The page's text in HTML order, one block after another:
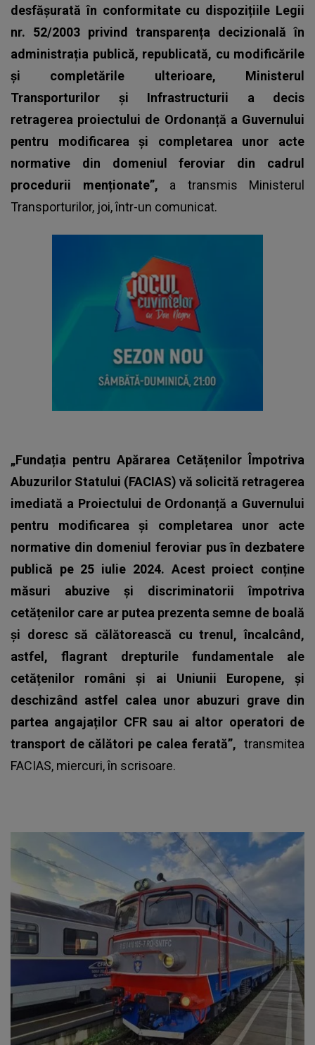
desfășurată în conformitate cu dispozițiile Legii
nr. 52/2003 privind transparența decizională în
administrația publică, republicată, cu modificările
și completările ulterioare, Ministerul
Transporturilor și Infrastructurii a decis
retragerea proiectului de Ordonanță a Guvernului
pentru modificarea și completarea unor acte
normative din domeniul feroviar din cadrul
procedurii menționate”, a transmis Ministerul
Transporturilor, joi, într-un comunicat.
„Fundația pentru Apărarea Cetățenilor Împotriva
Abuzurilor Statului (FACIAS) vă solicită retragerea
imediată a Proiectului de Ordonanță a Guvernului
pentru modificarea și completarea unor acte
normative din domeniul feroviar pus în dezbatere
publică pe 25 iulie 2024. Acest proiect conține
măsuri abuzive și discriminatorii împotriva
cetățenilor care ar putea prezenta semne de boală
și doresc să călătorească cu trenul, încalcând,
astfel, flagrant drepturile fundamentale ale
cetățenilor români și ai Uniunii Europene, și
deschizând astfel calea unor abuzuri grave din
partea angajaților CFR sau ai altor operatori de
transport de călători pe calea ferată”, transmitea
FACIAS, miercuri, în scrisoare.